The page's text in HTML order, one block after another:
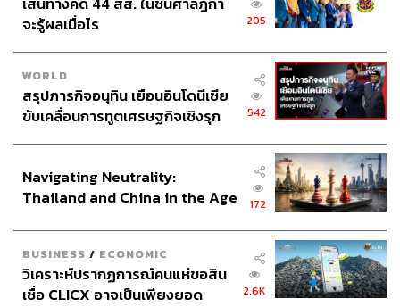
จะรู้ผลเมื่อไร
205
WORLD
สรุปภารกิจอนุทิน เยือนอินโดนีเซีย
ขับเคลื่อนการทูตเศรษฐกิจเชิงรุก
542
Navigating Neutrality:
Thailand and China in the Age
172
BUSINESS / ECONOMIC
วิเคราะห์ปรากฏการณ์คนแห่ขอสิน
เชื่อ CLICX อาจเป็นเพียงยอด
2.6K